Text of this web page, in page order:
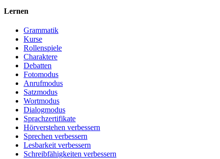
Lernen
Grammatik
Kurse
Rollenspiele
Charaktere
Debatten
Fotomodus
Anrufmodus
Satzmodus
Wortmodus
Dialogmodus
Sprachzertifikate
Hörverstehen verbessern
Sprechen verbessern
Lesbarkeit verbessern
Schreibfähigkeiten verbessern